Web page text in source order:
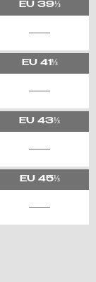
EU39⅓
EU41⅓
EU 43⅓
EU45⅓